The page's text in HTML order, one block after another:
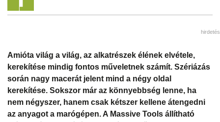
hirdetés
Amióta világ a világ, az alkatrészek élének elvétele,
kerekítése mindig fontos műveletnek számít. Szériázás
során nagy macerát jelent mind a négy oldal
kerekítése. Sokszor már az könnyebbség lenne, ha
nem négyszer, hanem csak kétszer kellene átengedni
az anyagot a marógépen. A Massive Tools állítható